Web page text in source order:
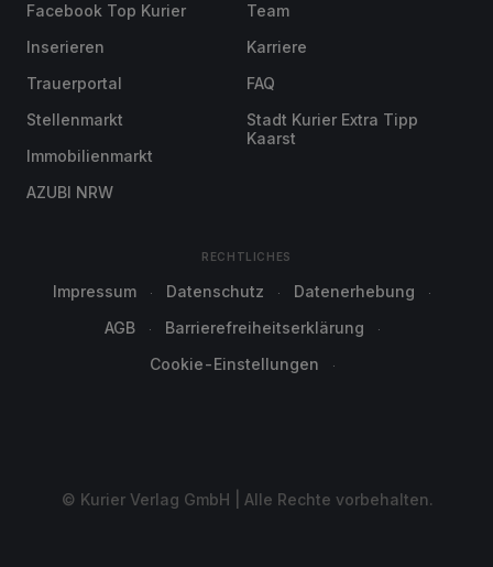
Facebook Top Kurier
Inserieren
Trauerportal
Stellenmarkt
Immobilienmarkt
AZUBI NRW
Team
Karriere
FAQ
Stadt Kurier Extra Tipp
Kaarst
RECHTLICHES
Impressum Datenschutz
Datenerhebung
AGB
Barrierefreiheitserklärung
Cookie-Einstellungen
© Kurier Verlag GmbH | Alle Rechte vorbehalten.